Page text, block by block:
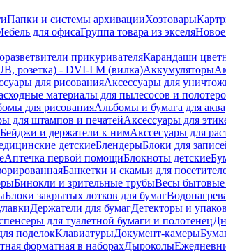
Папки и системы архивацииХозтовары
для офисаГруппа товара из экселя
прикуривателяКарандаши
розетка) - DVI-I M (вилка)Аккумуляторы
для рисованияАксессуары для
материалы для пылесосов и
для рисованияАльбомы и бумага для
для штампов и печатейАксессуары для
Бейджи и держатели к нимАкссесуары для
детскиеБлендерыБлоки для
Аптечка первой помощиБлокноты детские
Банкетки и скамьи для
Бинокли и зрительные трубыВесы
Блоки закрытых лотков для бумаг
Держатели для бумагДетекторы и
для туалетной бумаги и полотенец
поделокКлавиатурыДокумент-камеры
форматная в наборахДыроколы